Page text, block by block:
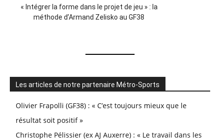
« Intégrer la forme dans le projet de jeu » : la
méthode d’Armand Zelisko au GF38
Les articles de notre partenaire Métro-Sports
Olivier Frapolli (GF38) : « C’est toujours mieux que le
résultat soit positif »
Christophe Pélissier (ex AJ Auxerre) : « Le travail dans les